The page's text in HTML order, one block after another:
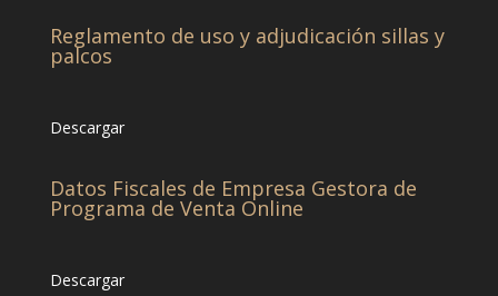
Reglamento de uso y adjudicación sillas y
palcos
Descargar
Datos Fiscales de Empresa Gestora de
Programa de Venta Online
Descargar